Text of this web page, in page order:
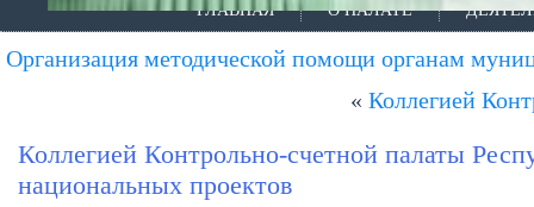
ГЛАВНАЯ О ПАЛАТЕ
Организация методической помощи органам
« Коллегией
Коллегией Контрольно-счетной палаты
национальных проектов